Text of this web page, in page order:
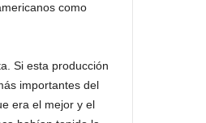
como
Si esta producción
importantes del
era el mejor y el